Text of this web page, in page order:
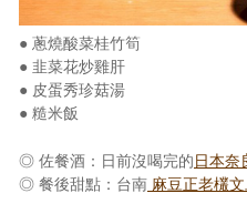
● 蔥燒酸菜桂竹筍
● 韭菜花炒雞肝
● 皮蛋秀珍菇湯
● 糙米飯
◎ 佐餐酒：日前沒喝完的日本奈
◎ 餐後甜點：台南 麻豆正老欉